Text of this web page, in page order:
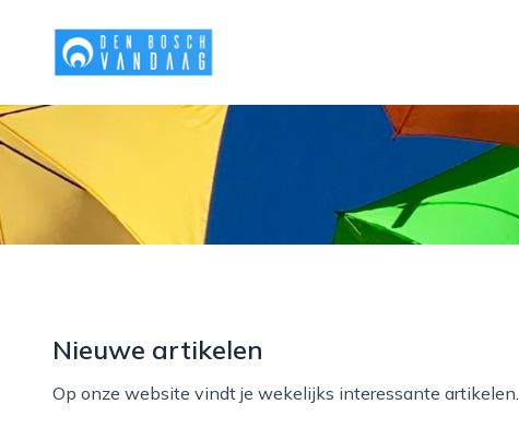
denboschvandaag.nl
Nieuwe artikelen
Op onze website vindt je wekelijks interessante artikelen.